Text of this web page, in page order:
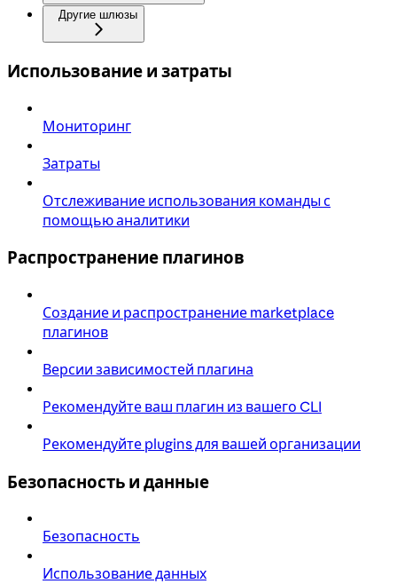
Другие шлюзы
Использование и затраты
Мониторинг
Затраты
Отслеживание использования команды с
помощью аналитики
Распространение плагинов
Создание и распространение marketplace
плагинов
Версии зависимостей плагина
Рекомендуйте ваш плагин из вашего CLI
Рекомендуйте plugins для вашей организации
Безопасность и данные
Безопасность
Использование данных